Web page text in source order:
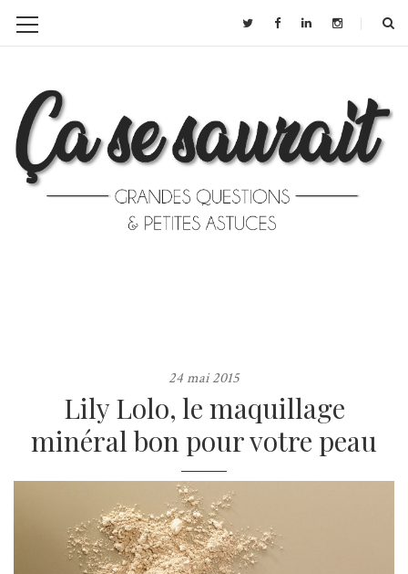
24 mai 2015
Lily Lolo, le maquillage
minéral bon pour votre peau